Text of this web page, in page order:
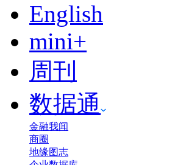
English
mini+
周刊
数据通
金融我闻
商圈
地缘图志